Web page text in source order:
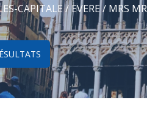
CAPITALE/EVERE/ MRS